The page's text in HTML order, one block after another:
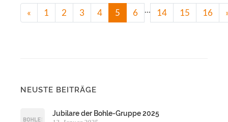
« 1 2 3 4 5 (current)
6 ... 14 15 16
NEUSTE BEITRÄGE
Jubilare der Bohle-Gruppe 2025